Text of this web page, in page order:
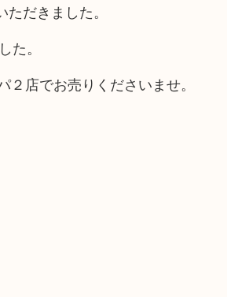
だきました。
。
店でお売りくださいませ。